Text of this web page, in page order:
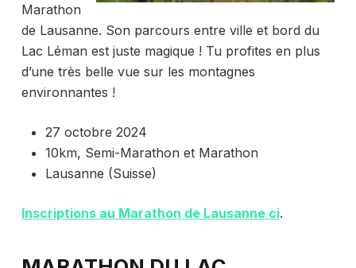
Marathon
de Lausanne. Son parcours entre ville et bord du
Lac Léman est juste magique ! Tu profites en plus
d’une très belle vue sur les montagnes
environnantes !
27 octobre 2024
10km, Semi-Marathon et Marathon
Lausanne (Suisse)
Inscriptions au Marathon de Lausanne ci.